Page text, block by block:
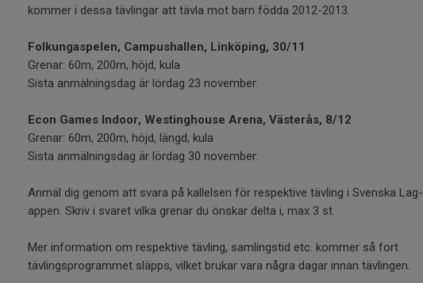
kommer i dessa tävlingar att tävla mot barn födda 2012-2013.
Folkungaspelen, Campushallen, Linköping, 30/11
Grenar: 60m, 200m, höjd, kula
Sista anmälningsdag är lördag 23 november.
Econ Games Indoor, Westinghouse Arena, Västerås, 8/12
Grenar: 60m, 200m, höjd, längd, kula
Sista anmälningsdag är lördag 30 november.
Anmäl dig genom att svara på kallelsen för respektive tävling i Svenska Lag-
appen. Skriv i svaret vilka grenar du önskar delta i, max 3 st.
Mer information om respektive tävling, samlingstid etc. kommer så fort
tävlingsprogrammet släpps, vilket brukar vara några dagar innan tävlingen.